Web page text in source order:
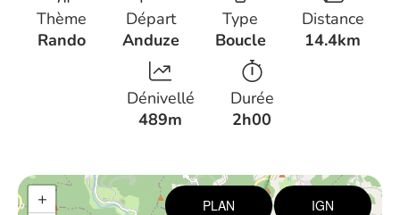
Thème
Rando
Départ
Anduze
Type
Boucle
Distance
14.4km
Dénivellé
489m
Durée
2h00
+
PLAN IGN